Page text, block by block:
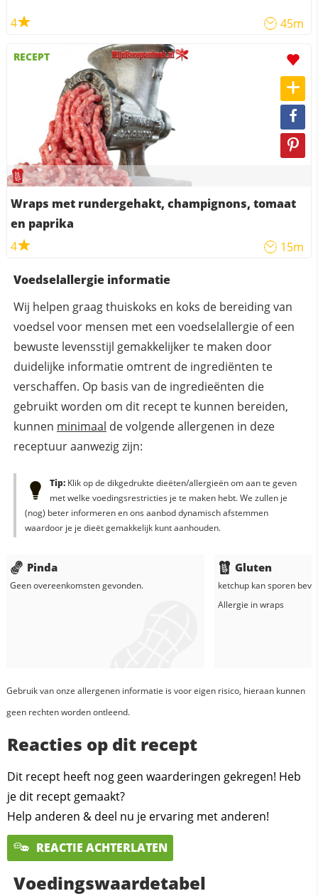
4 45m
RECEPT
Wraps met rundergehakt, champignons, tomaat
en paprika
4
15m
Voedselallergie informatie
Wij helpen graag thuiskoks en koks de bereiding van
voedsel voor mensen met een voedselallergie of een
bewuste levensstijl gemakkelijker te maken door
duidelijke informatie omtrent de ingrediënten te
verschaffen. Op basis van de ingredieënten die
gebruikt worden om dit recept te kunnen bereiden,
kunnen minimaal de volgende allergenen in deze
receptuur aanwezig zijn:
Tip:Klik op de dikgedrukte dieëten/allergieën om aan te geven
met welke voedingsrestricties je te maken hebt. We zullen je
(nog) beter informeren en ons aanbod dynamisch afstemmen
waardoor je je dieët gemakkelijk kunt aanhouden.
Pinda
Geen overeenkomsten gevonden.
Gluten
ketchupkan sporen
Allergie inwraps
Gebruik van onze allergenen informatie is voor eigen risico, hieraan kunnen
geen rechten worden ontleend.
Reacties op dit recept
Dit recept heeft nog geen waarderingen gekregen! Heb
je dit recept gemaakt?
Help anderen & deel nu je ervaring met anderen!
REACTIE ACHTERLATEN
Voedingswaardetabel